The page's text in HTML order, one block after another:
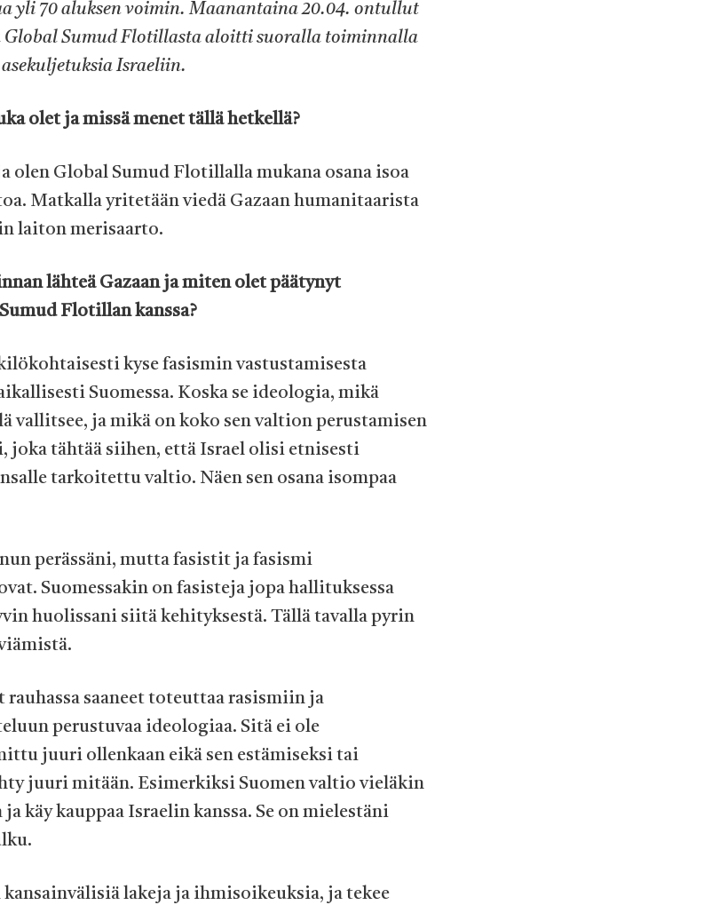
yli 70 aluksen voimin. Maanantaina 20.04. ontullut
Global Sumud Flotillasta aloitti suoralla toiminnalla
Israeliin.
olet ja missä menet tällä hetkellä?
olen Global Sumud Flotillalla mukana osana isoa
Matkalla yritetään viedä Gazaan humanitaarista
laiton merisaarto.
lähteä Gazaan ja miten olet päätynyt
Flotillan kanssa?
kyse fasismin vastustamisesta
Suomessa. Koska se ideologia, mikä
vallitsee, ja mikä on koko sen valtion perustamisen
joka tähtää siihen, että Israel olisi etnisesti
tarkoitettu valtio. Näen sen osana isompaa
perässäni, mutta fasistit ja fasismi
Suomessakin on fasisteja jopa hallituksessa
huolissani siitä kehityksestä. Tällä tavalla pyrin
saaneet toteuttaa rasismiin ja
perustuvaa ideologiaa. Sitä ei ole
juuri ollenkaan eikä sen estämiseksi tai
juuri mitään. Esimerkiksi Suomen valtio vieläkin
käy kauppaa Israelin kanssa. Se on mielestäni
lakeja ja ihmisoikeuksia, ja tekee